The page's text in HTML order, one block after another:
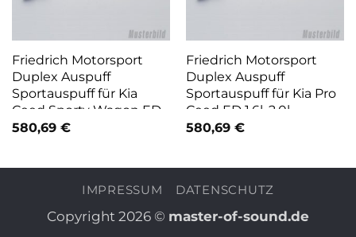
Friedrich Motorsport
Duplex Auspuff
Sportauspuff für Kia
Ceed Sporty Wagon ED
580,69 €
Friedrich Motorsport
Duplex Auspuff
Sportauspuff für Kia Pro
Ceed ED 1.6l, 2.0l
580,69 €
IMPRESSUM DATENSCHUTZ
Copyright 2026 © master-of-sound.de